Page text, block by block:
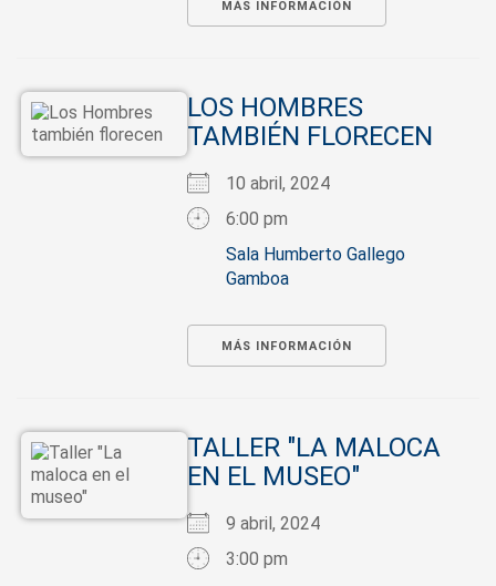
MÁS INFORMACIÓN
LOS HOMBRES
TAMBIÉN FLORECEN
10 abril, 2024
6:00 pm
Sala Humberto Gallego
Gamboa
MÁS INFORMACIÓN
TALLER "LA MALOCA
EN EL MUSEO"
9 abril, 2024
3:00 pm